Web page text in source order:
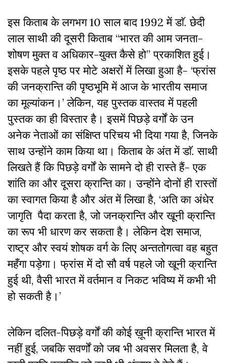
इस किताब के लगभग 10 साल बाद 1992 में डाॅ. छेदी
लाल साथी की दूसरी किताब “भारत की आम जनता-
शोषण मुक्त व अधिकार-युक्त कैसे हो” प्रकाशित हुई।
इसके पहले पृष्ठ पर मोटे अक्षरों में लिखा हुआ है- ‘फ्रांस
की जनक्रान्ति की पृष्ठभूमि में आज के भारतीय समाज
का मूल्यांकन।’ लेकिन, यह पुस्तक वास्तव में पहली
पुस्तक का ही विस्तार है। इसमें पिछड़े वर्गों के उन
अनेक नेताओं का संक्षिप्त परिचय भी दिया गया है, जिनके
साथ उन्होंने काम किया था। किताब के अंत में डाॅ. साथी
लिखते हैं कि पिछड़े वर्गों के सामने दो ही रास्ते हैं- एक
शांति का और दूसरा क्रान्ति का। उन्होंने दोनों ही रास्तों
का स्वागत किया है और अंत में लिखा है, ‘अति का अंधेर
जागृति पैदा करता है, जो जनक्रान्ति और खूनी क्रान्ति
का रूप भी धारण कर सकता है। लेकिन देश समाज,
राष्ट्र और स्वयं शोषक वर्ग के लिए अन्ततोगत्वा वह बहुत
महँगा पड़ेगा। फ्रांस में दो सौ वर्ष पहले जो खूनी क्रान्ति
हुई थी, वैसी भारत में वर्तमान व निकट भविष्य में कभी भी
हो सकती है।’
लेकिन दलित-पिछड़े वर्गों की कोई ख़ूनी क्रान्ति भारत में
नहीं हुई, जबकि सवर्णों को जब भी अवसर मिलता है, वे